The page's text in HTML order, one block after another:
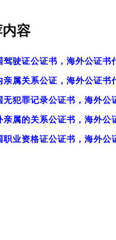
容
驾驶证公证书，海外公证书
亲属关系公证，海外公证书
无犯罪记录公证书，海外公
亲属的关系公证书，海外公
职业资格证公证书，海外公